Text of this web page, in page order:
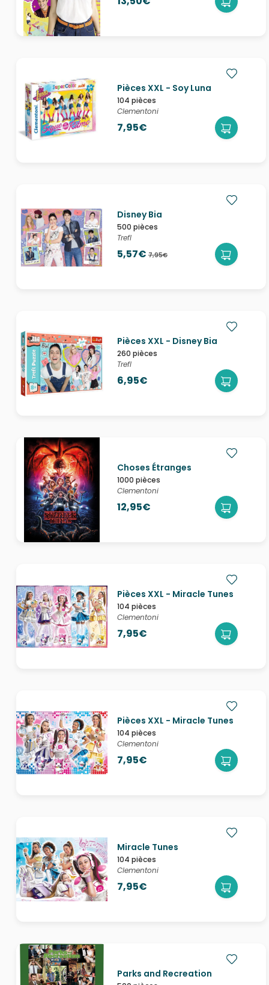
Pièces XXL - Soy Luna
104 pièces
Clementoni
7,95€
Disney Bia
500 pièces
Trefl
5,57€ 7,95€
Pièces XXL - Disney Bia
260 pièces
Trefl
6,95€
Choses Étranges
1000 pièces
Clementoni
12,95€
Pièces XXL - Miracle Tunes
104 pièces
Clementoni
7,95€
Pièces XXL - Miracle Tunes
104 pièces
Clementoni
7,95€
Miracle Tunes
104 pièces
Clementoni
7,95€
Parks and Recreation